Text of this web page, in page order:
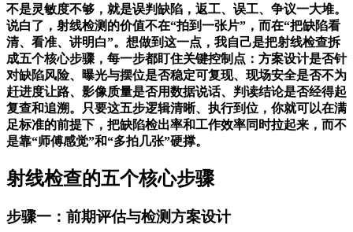
不是灵敏度不够，就是误判缺陷，返工、误工、争议一大堆。
说白了，射线检测的价值不在“拍到一张片”，而在“把缺陷看
清、看准、讲明白”。想做到这一点，我自己是把射线检查拆
成五个核心步骤，每一步都盯住关键控制点：方案设计是否针
对缺陷风险、曝光与摆位是否稳定可复现、现场安全是否不为
赶进度让路、影像质量是否用数据说话、判读结论是否经得起
复查和追溯。只要这五步逻辑清晰、执行到位，你就可以在满
足标准的前提下，把缺陷检出率和工作效率同时拉起来，而不
是靠“师傅感觉”和“多拍几张”硬撑。
射线检查的五个核心步骤
步骤一：前期评估与检测方案设计